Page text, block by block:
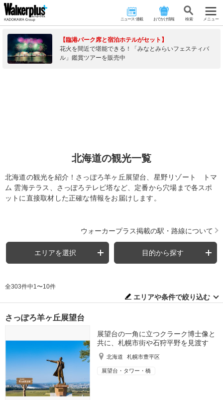
ニュース･連載 おでかけ情報 検 索 メニュー
【臨港パーク席と宿泊ホテルがセット】
花火を間近で堪能できる！「みなとみらいフェスティバ
ル」鑑賞ツアーを販売中
北海道の観光一覧
北海道の観光を紹介！さっぽろ羊ヶ丘展望台、星野リゾート トマ
ム 雲海テラス、さっぽろテレビ塔など、定番から穴場まで各スポ
ットに直接取材した正確な情報をお届けします。
ウォーカープラス掲載の駅・路線について
エリアを選択 目的から探す
全303件中1〜10件
エリアや条件で絞り込む
さっぽろ羊ヶ丘展望台
展望台の一角に立つクラーク博士像と
共に、札幌市街や石狩平野を見渡す
北海道 札幌市豊平区
展望台・タワー・橋